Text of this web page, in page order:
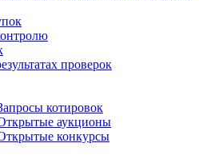
проверок
котировок
Открытые аукционы
конкурсы